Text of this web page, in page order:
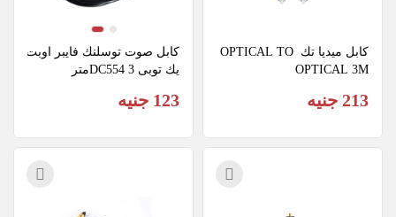
OPTICAL 3M
213 جنيه
كابل صوت توسلنك فايبر اوبت
يك توبى DC554 3متر
123 جنيه